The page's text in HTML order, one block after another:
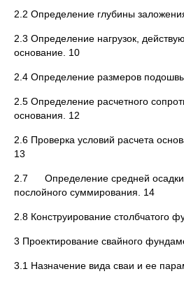
2.2 Определение глубины
2.3 Определение нагрузок,
основание. 10
2.4 Определение размеров
2.5 Определение расчетного
основания. 12
2.6 Проверка условий расчета
13
2.7 Определение средней осадки
послойного суммирования. 14
2.8 Конструирование столбчатого
3 Проектирование свайного
3.1 Назначение вида сваи и ее